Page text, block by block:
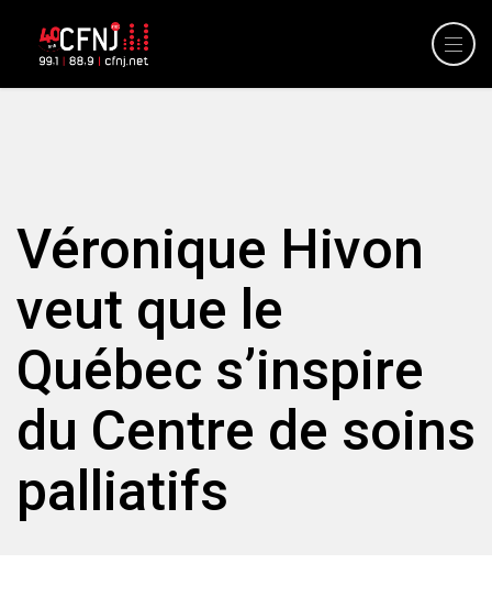
Véronique Hivon
veut que le
Québec s’inspire
du Centre de soins
palliatifs